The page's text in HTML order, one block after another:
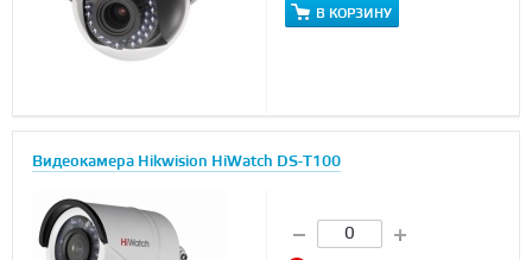
В КОРЗИНУ
Видеокамера Hikwision HiWatch DS-T100